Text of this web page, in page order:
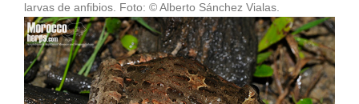
larvas de anfibios. Foto: © Alberto Sánchez Vialas.